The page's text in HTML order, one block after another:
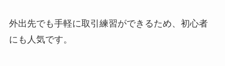
外出先でも手軽に取引練習ができるため、初心者
にも人気です。